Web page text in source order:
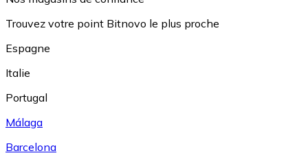
Trouvez votre point Bitnovo le plus proche
Espagne
Italie
Portugal
Málaga
Barcelona